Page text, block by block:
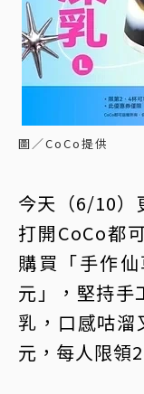
圖／CoCo提供
今天（6/10）
打開CoCo都
購買「手作
元」，堅持手
乳，口感咕溜
元，每人限領